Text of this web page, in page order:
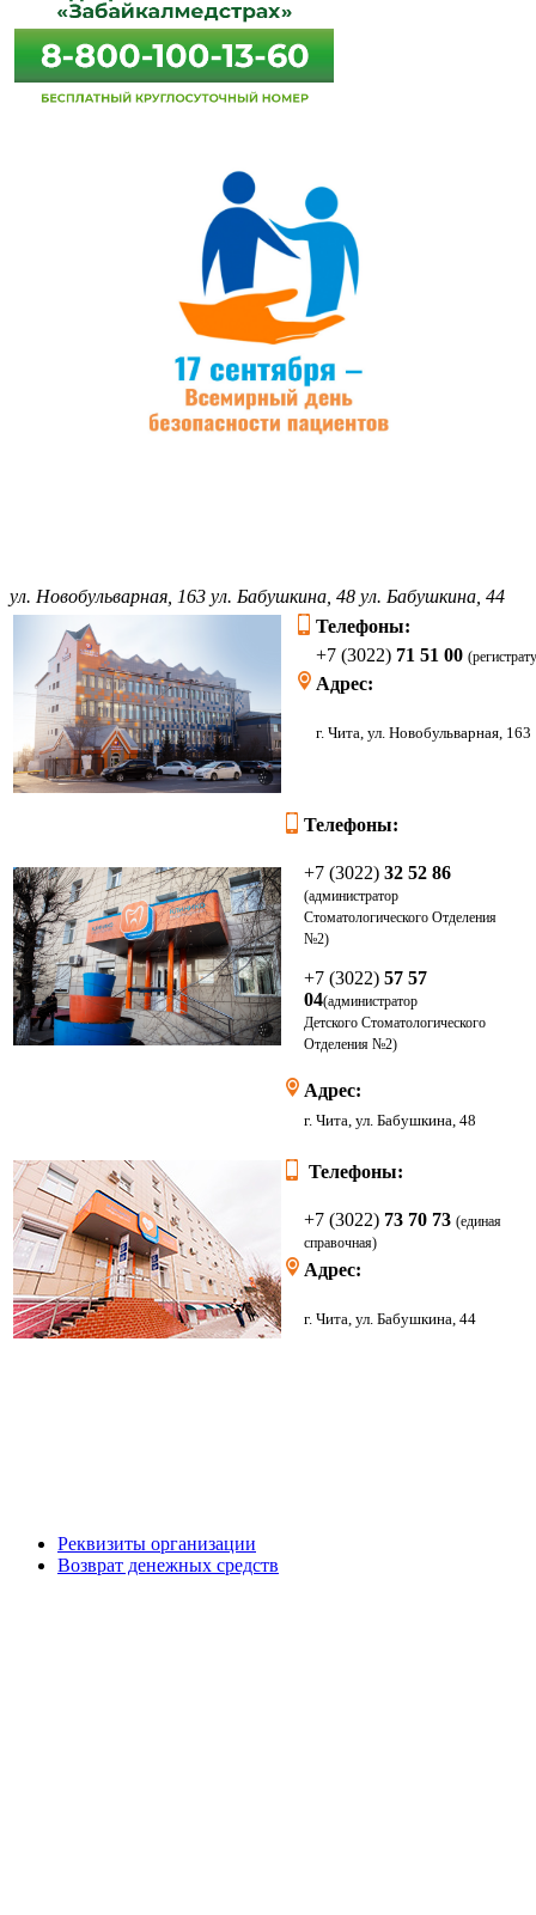
ул. Новобульварная, 163 ул. Бабушкина, 48 ул. Бабушкина, 44
Телефоны:
+7 (3022) 71 51 00
Адрес:
г. Чита, ул.
Телефоны:
+7 (3022) 32 52 86
(администратор
Стоматологического Отделения
№2)
+7 (3022) 57 57
04(администратор
Детского Стоматологического
Отделения №2)
Адрес:
г. Чита, ул. Бабушкина, 48
Телефоны:
+7 (3022) 73 70 73 (единая
справочная)
Адрес:
г. Чита, ул. Бабушкина, 44
Реквизиты организации
Возврат денежных средств